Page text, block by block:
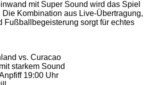
mit Super Sound wird das Spiel
Kombination aus Live-Übertragung,
Fußballbegeisterung sorgt für echtes
vs. Curacao
starkem Sound
19:00 Uhr